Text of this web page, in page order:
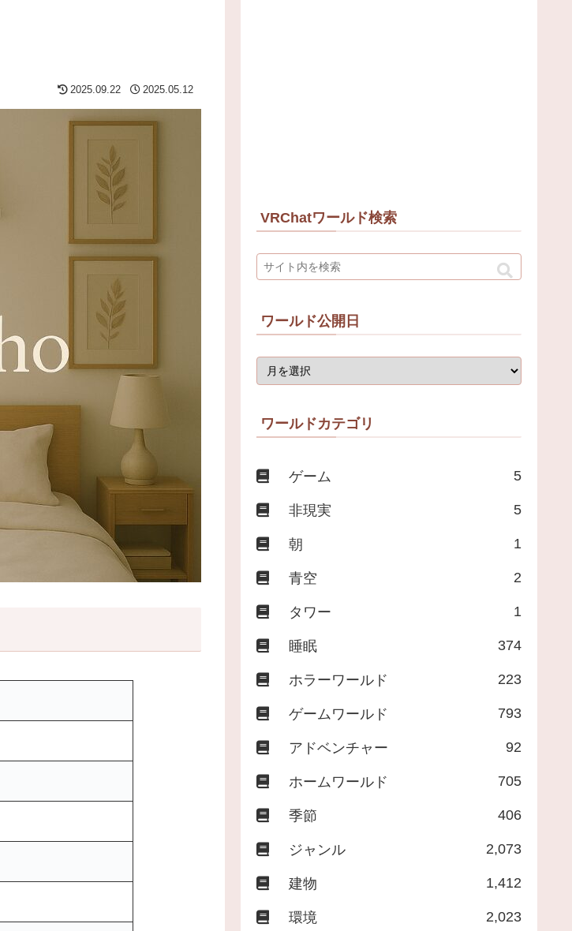
2025.09.22 2025.05.12
VRChatワールド検索
ワールド公開日
ワールドカテゴリ
ゲーム 5
非現実 5
朝 1
青空 2
タワー 1
睡眠 374
ホラーワールド 223
ゲームワールド 793
アドベンチャー 92
ホームワールド 705
季節 406
ジャンル 2,073
建物 1,412
環境 2,023